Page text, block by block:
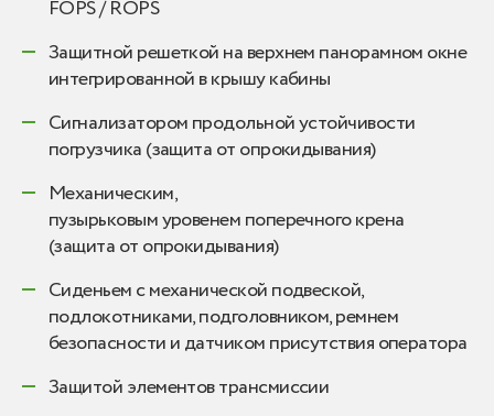
FOPS / ROPS
Защитной решеткой на верхнем панорамном окне
интегрированной в крышу кабины
Сигнализатором продольной устойчивости
погрузчика (защита от опрокидывания)
Механическим,
пузырьковым уровенем поперечного крена
(защита от опрокидывания)
Сиденьем с механической подвеской,
подлокотниками, подголовником, ремнем
безопасности и датчиком присутствия оператора
Защитой элементов трансмиссии